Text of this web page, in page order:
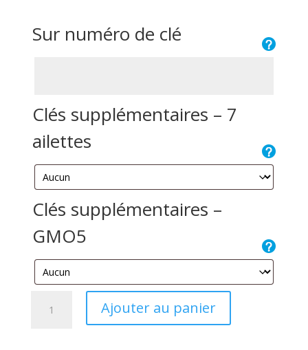
Sur numéro de clé
Clés supplémentaires – 7
ailettes
Clés supplémentaires –
GMO5
Ajouter au panier